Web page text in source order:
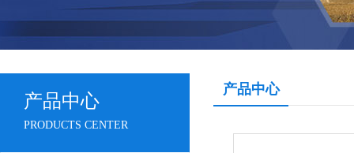
产品中心
PRODUCTS CENTER
产品中心